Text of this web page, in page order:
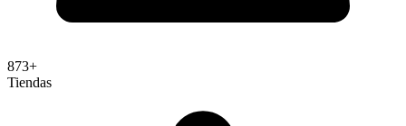
873+
Tiendas